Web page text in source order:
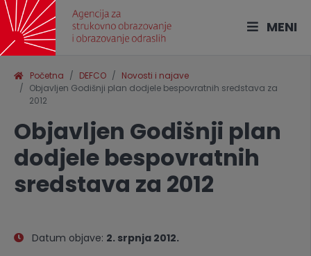
MENI
Početna DEFCO
Novosti i najave
Objavljen Godišnji plan dodjele bespovratnih sredstava za
2012
Objavljen Godišnji plan
dodjele bespovratnih
sredstava za 2012
Datum objave: 2. srpnja 2012.